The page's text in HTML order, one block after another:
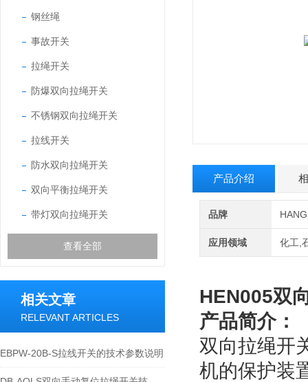
钢丝绳
事故开关
拉绳开关
防爆双向拉绳开关
不锈钢双向拉绳开关
拉线开关
防水双向拉绳开关
双向平衡拉绳开关
带灯双向拉绳开关
查看全部
相关文章
RELEVANT ARTICLES
EBPW-20B-S拉线开关的技术参数说明
产品介绍
品牌
应用领域 化工,
HEN005双
产品简介：
双向拉绳开
机的保护装